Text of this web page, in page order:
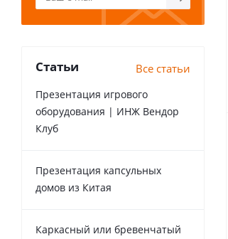
Статьи Все статьи
Презентация игрового
оборудования | ИНЖ Вендор
Клуб
Презентация капсульных
домов из Китая
Каркасный или бревенчатый